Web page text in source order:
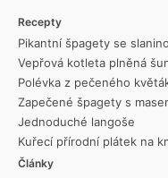
Recepty
Pikantní špagety se
Vepřová kotleta plněná
Polévka z pečeného
Zapečené špagety s
Jednoduché langoše
Kuřecí přírodní plátek na
Články